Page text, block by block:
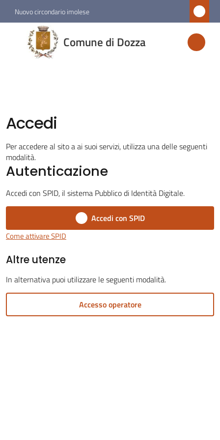
Vai al contenuto
Vai alla navigazione
Vai al footer
Nuovo circondario imolese
Comune di Dozza
Comune
di
Dozza
Servizi
Vivere
Dozza
on-
line
Accedi
Per accedere al sito a ai suoi servizi, utilizza una delle seguenti
modalità.
Autenticazione
Accedi con SPID, il sistema Pubblico di Identità Digitale.
Accedi con SPID
Come attivare SPID
Altre utenze
In alternativa puoi utilizzare le seguenti modalità.
Accesso operatore